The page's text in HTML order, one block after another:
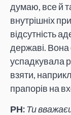
думаю, все й
внутрішніх
відсутність
державі.
успадкувала
взяти,
прапорів на
РН:Ти